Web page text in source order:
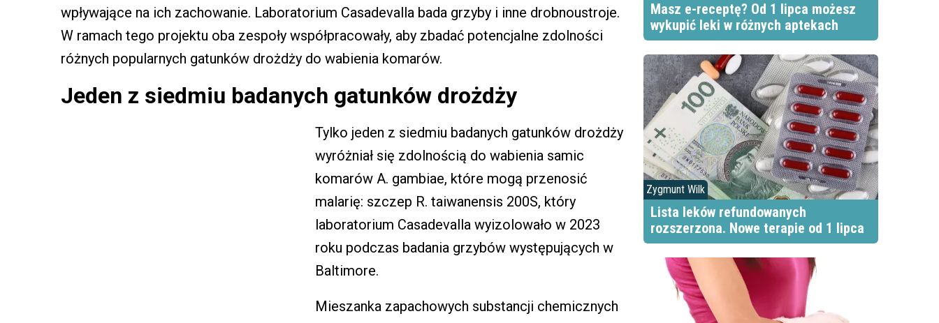
wpływające na ich zachowanie. Laboratorium Casadevalla bada grzyby i inne drobnoustroje.
W ramach tego projektu oba zespoły współpracowały, aby zbadać potencjalne zdolności
różnych popularnych gatunków drożdży do wabienia komarów.
Jeden z siedmiu badanych gatunków drożdży
Tylko jeden z siedmiu badanych gatunków drożdży
wyróżniał się zdolnością do wabienia samic
komarów A. gambiae, które mogą przenosić
malarię: szczep R. taiwanensis 200S, który
laboratorium Casadevalla wyizolowało w 2023
roku podczas badania grzybów występujących w
Baltimore.
Mieszanka zapachowych substancji chemicznych
Masz e-receptę? Od 1 lipca możesz
wykupić leki w różnych aptekach
Zygmunt Wilk
Lista leków refundowanych
rozszerzona. Nowe terapie od 1 lipca